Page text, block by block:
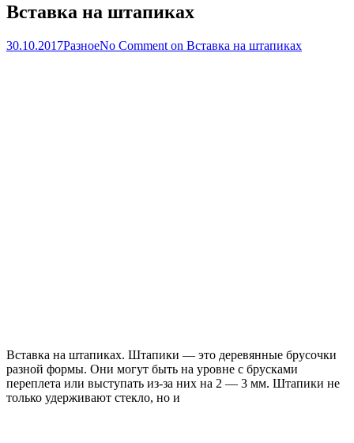
Вставка на штапиках
30.10.2017РазноеNo Comment on Вставка на штапиках
Вставка на штапиках. Штапики — это деревянные брусочки
разной формы. Они могут быть на уровне с брусками
переплета или выступать из-за них на 2 — 3 мм. Штапики не
только удерживают стекло, но и